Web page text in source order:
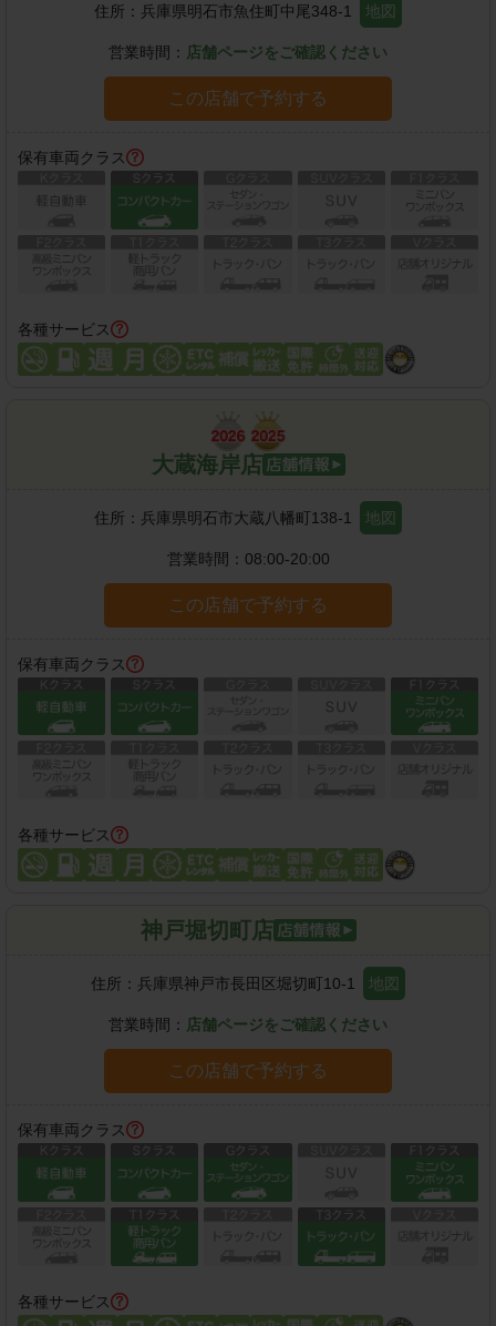
住所： 兵庫県明石市魚住町中尾348-1 地図
営業時間： 店舗ページをご確認ください
この店舗で予約する
保有車両クラス
各種サービス
大蔵海岸店
住所： 兵庫県明石市大蔵八幡町138-1 地図
営業時間： 08:00-20:00
この店舗で予約する
保有車両クラス
各種サービス
神戸堀切町店
住所： 兵庫県神戸市長田区堀切町10-1 地図
営業時間： 店舗ページをご確認ください
この店舗で予約する
保有車両クラス
各種サービス